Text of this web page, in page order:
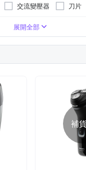
交流變壓器 刀片
展開全部
補